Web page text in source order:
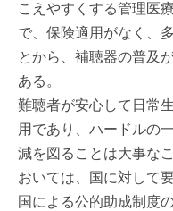
こえやすくする管理医
で、保険適用がなく、
とから、補聴器の普及
ある。
難聴者が安心して日常
用であり、ハードルの
減を図ることは大事な
おいては、国に対して
国による公的助成制度